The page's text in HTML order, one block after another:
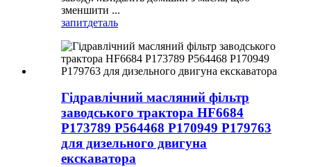
зменшити ...
запитдеталь
Гідравлічний масляний фільтр
заводського трактора HF6684
P173789 P564468 P170949 P179763
для дизельного двигуна
екскаватора